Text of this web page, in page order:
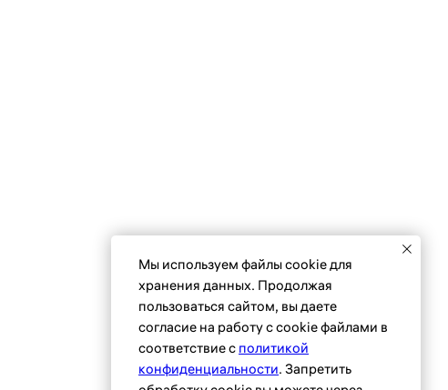
Мы используем файлы сookie для
хранения данных. Продолжая
пользоваться сайтом, вы даете
согласие на работу с cookie файлами в
соответствие с политикой
конфиденциальности. Запретить